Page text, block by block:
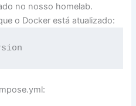
no nosso homelab.
o Docker está atualizado: